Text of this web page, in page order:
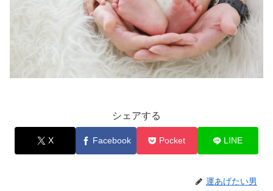
シェアする
X Facebook Pocket LINE
運あげたい男